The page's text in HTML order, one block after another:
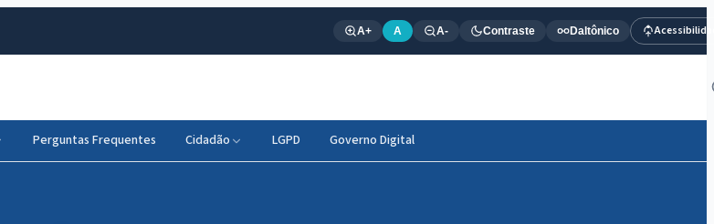
A+ A A- Contraste Daltônico
Perguntas Frequentes Cidadão LGPD Governo Digital